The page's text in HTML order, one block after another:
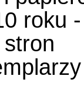
roku